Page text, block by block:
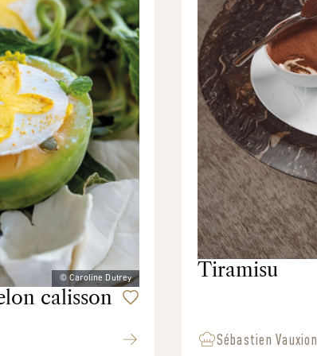
© Caroline Dutrey
calisson
Tiramisu
Sébastien Vauxion